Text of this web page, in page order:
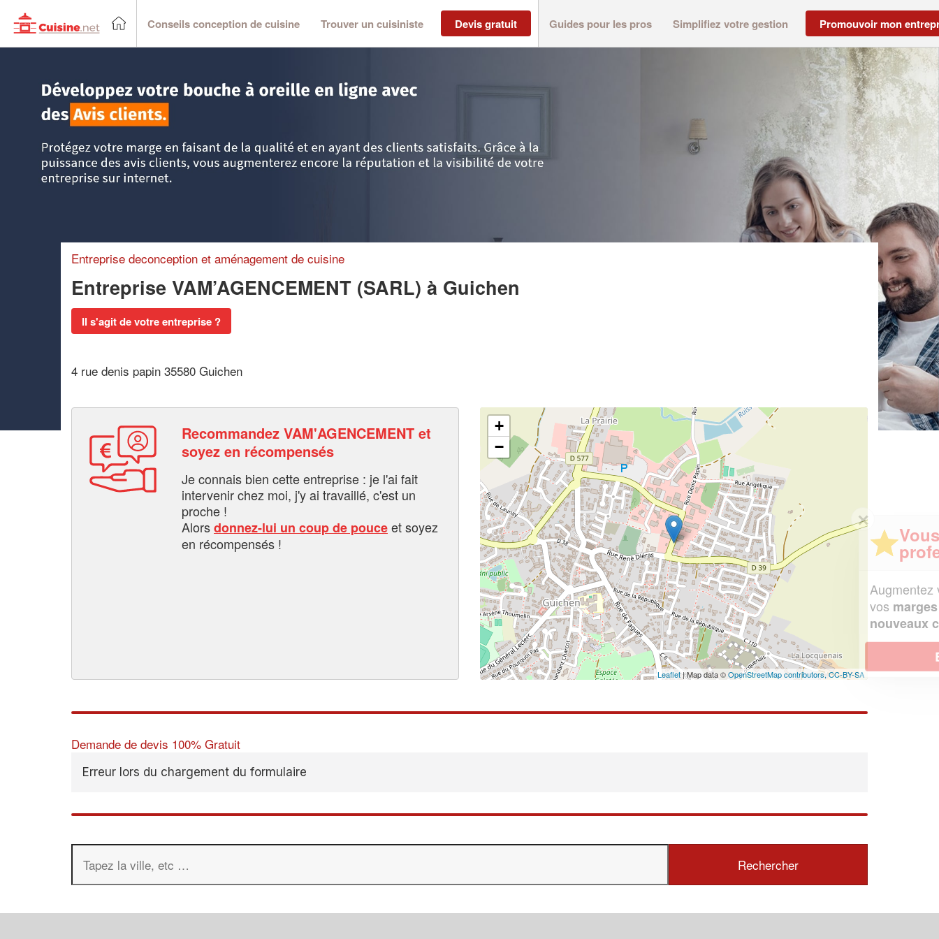
Conseils conception de cuisine Trouver un cuisiniste Devis gratuit Guides pour les pros Simplifiez votre gestion Promouvoir mon
Entreprise deconception et aménagement de cuisine
Entreprise VAM’AGENCEMENT (SARL) à Guichen
Il s'agit de votre entreprise ?
4 rue denis papin 35580 Guichen
Recommandez VAM'AGENCEMENT et
soyez en récompensés
Je connais bien cette entreprise : je l'ai fait
intervenir chez moi, j'y ai travaillé, c'est un
proche !
Alorsdonnez-lui un coup de pouceet soyez
en récompensés !
+
−
Leaflet| Map data ©OpenStreetMap contributors,CC-BY-SA
Demande de devis 100% Gratuit
Erreur lors du chargement du formulaire
✕
Vous êtes un
professionnel ?
Augmentez votre chiffre d'affaireset
vosmarges
tout en gagnant de
nouveaux clients
En savoir plus